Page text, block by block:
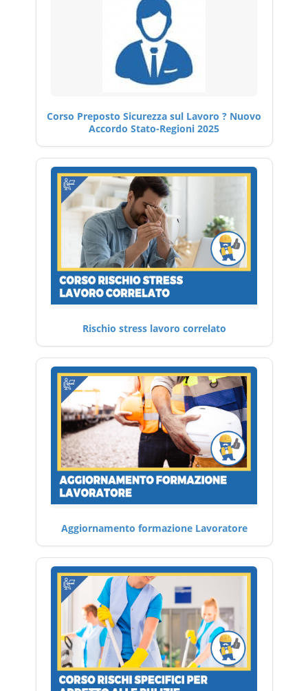
Corso Preposto Sicurezza sul Lavoro ? Nuovo
Accordo Stato-Regioni 2025
Rischio stress lavoro correlato
Aggiornamento formazione Lavoratore